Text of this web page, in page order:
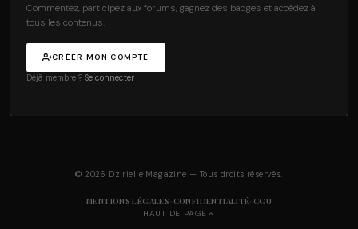
Commentez, participez aux forums, gagnez des badges et accédez à
tous les contenus.
CRÉER MON COMPTE
Déjà membre ? Se connecter
© 2026 Dzirielle Magazine — Tous droits réservés.
MENTIONS LÉGALES CONFIDENTIALITÉ CGU
HAUT DE PAGE